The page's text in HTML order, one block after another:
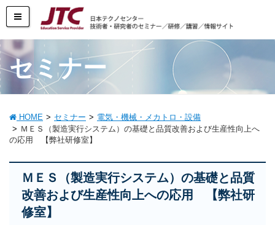
セミナー
HOME セミナー
電気・機械・メカトロ・設備
ＭＥＳ（製造実行システム）の基礎と品質改善および生産性向上へ
の応用 【弊社研修室】
ＭＥＳ（製造実行システム）の基礎と品質
改善および生産性向上への応用 【弊社研
修室】